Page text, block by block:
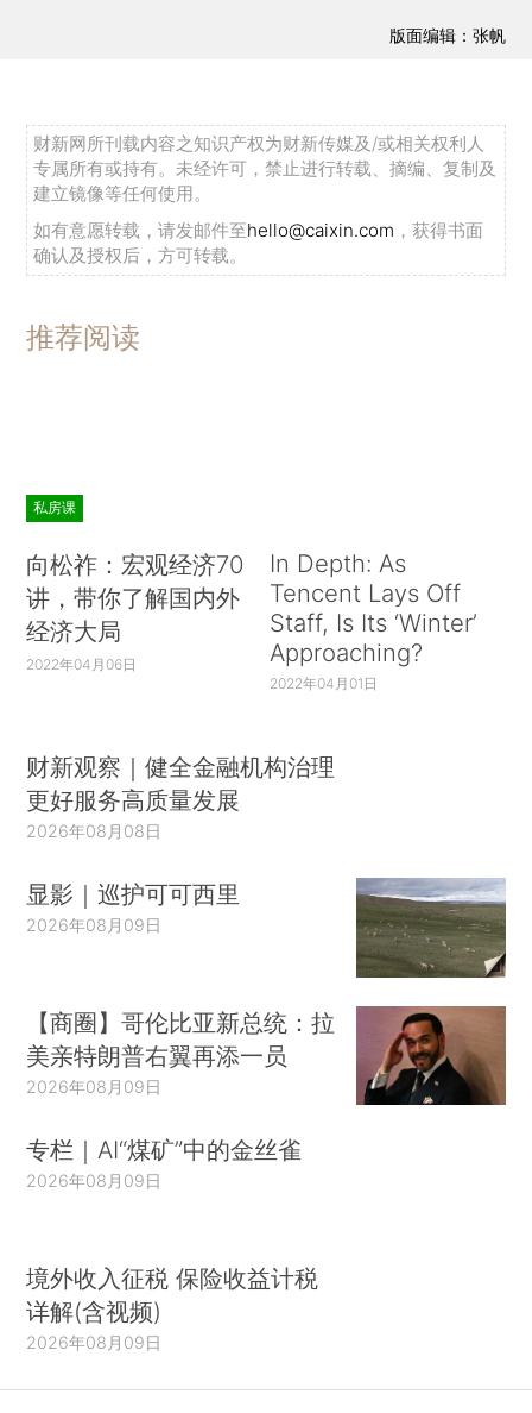
版面编辑：张帆
财新网所刊载内容之知识产权为财新传媒及/或相关权利人
专属所有或持有。未经许可，禁止进行转载、摘编、复制及
建立镜像等任何使用。
如有意愿转载，请发邮件至hello@caixin.com ，获得书面
确认及授权后，方可转载。
推荐阅读
私房课
向松祚：宏观经济70
讲，带你了解国内外
经济大局
2022年04月06日
In Depth: As
Tencent Lays Off
Staff, Is Its ‘Winter’
Approaching?
2022年04月01日
财新观察｜健全金融机构治理
更好服务高质量发展
2026年08月08日
显影｜巡护可可西里
2026年08月09日
【商圈】哥伦比亚新总统：拉
美亲特朗普右翼再添一员
2026年08月09日
专栏｜AI“煤矿”中的金丝雀
2026年08月09日
境外收入征税 保险收益计税
详解(含视频)
2026年08月09日